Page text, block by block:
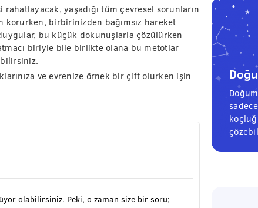
yaşadığı tüm çevresel sorunların
birbirinizden bağımsız hareket
bu küçük dokunuşlarla çözülürken
biriyle bile birlikte olana bu metotlar
ve evrenize örnek bir çift olurken işin
olabilirsiniz. Peki, o zaman size bir soru;